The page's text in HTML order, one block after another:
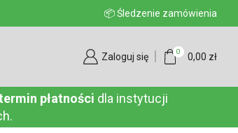
📦 Śledzenie zamówienia
Zaloguj się 0 0,00 zł
płatności dla instytucji